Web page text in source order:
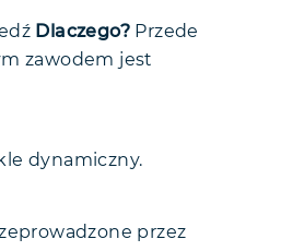
Dlaczego? Przede
zawodem jest
dynamiczny.
przez